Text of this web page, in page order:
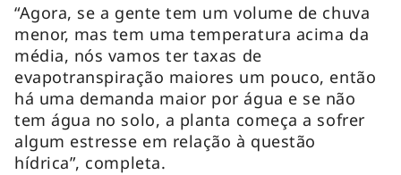
“Agora, se a gente tem um volume de chuva
menor, mas tem uma temperatura acima da
média, nós vamos ter taxas de
evapotranspiração maiores um pouco, então
há uma demanda maior por água e se não
tem água no solo, a planta começa a sofrer
algum estresse em relação à questão
hídrica”, completa.